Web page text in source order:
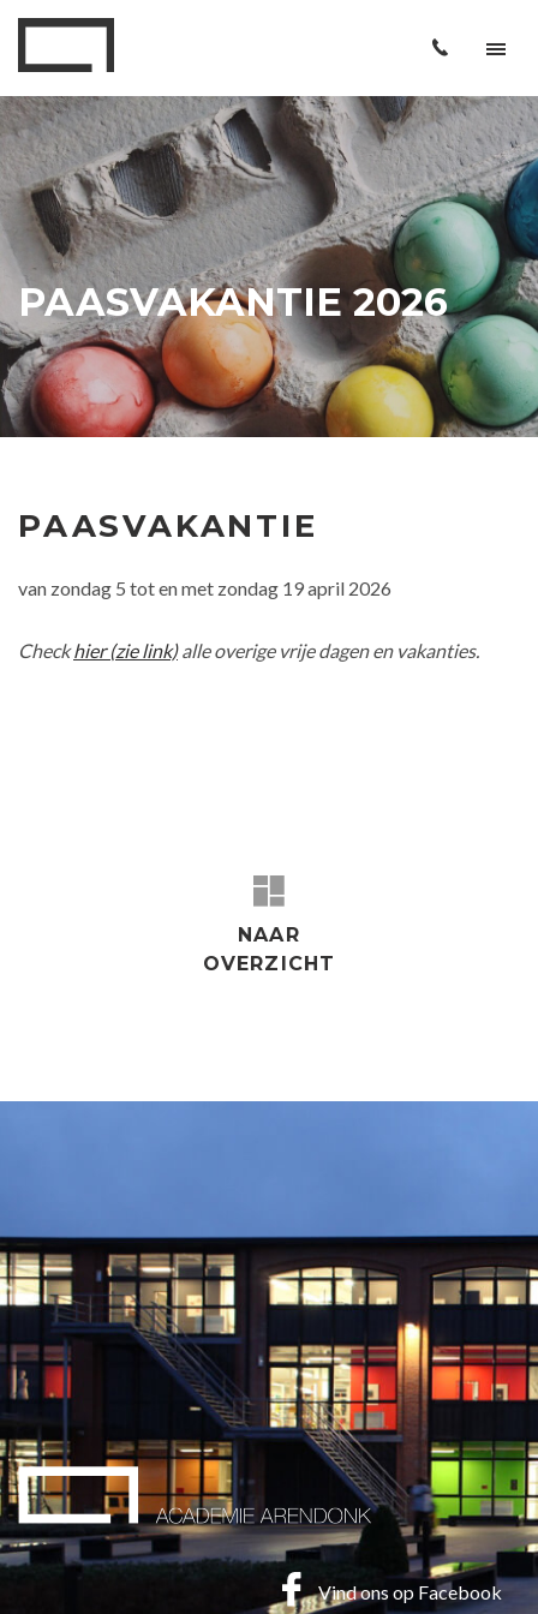
PAASVAKANTIE 2026
PAASVAKANTIE
van zondag 5 tot en met zondag 19 april 2026
Checkhier (zie link)alle overige vrije dagen en vakanties.
NAAR
OVERZICHT
Vind ons op Facebook